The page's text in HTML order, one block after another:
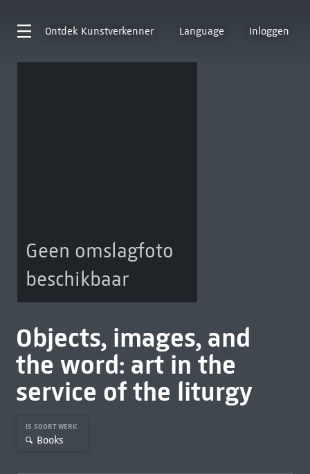
Ontdek Kunstverkenner Language Inloggen
Geen omslagfoto
beschikbaar
Objects, images, and
the word: art in the
service of the liturgy
IS SOORT WERK
Books